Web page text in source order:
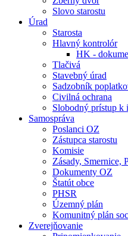
Slovo starostu
Úrad
Starosta
Hlavný kontrolór
HK -
Tlačivá
Stavebný úrad
Sadzobník
Civilná ochrana
Slobodný prístup k
Samospráva
Poslanci OZ
Zástupca starostu
Komisie
Zásady, Smernice,
Dokumenty OZ
Štatút obce
PHSR
Územný plán
Komunitný plán
Zverejňovanie